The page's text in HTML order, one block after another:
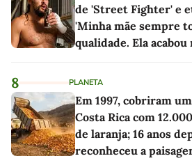
de 'Street Fighter' e
'Minha mãe sempre
qualidade. Ela
8 PLANETA
Em 1997, cobriram
Costa Rica com
de laranja; 16 anos
reconheceu a